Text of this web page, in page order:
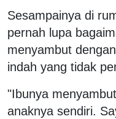
Sesampainya di
pernah lupa
menyambut
indah yang tidak
"Ibunya
anaknya sendiri.